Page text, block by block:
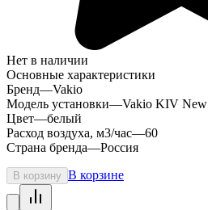
Нет в наличии
Основные характеристики
Бренд—Vakio
Модель установки—Vakio KIV New
Цвет—белый
Расход воздуха, м3/час—60
Страна бренда—Россия
В корзину В корзине